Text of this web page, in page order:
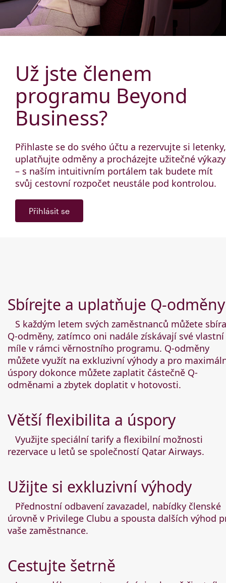
Už jste členem
programu Beyond
Business?
Přihlaste se do svého účtu a rezervujte si letenky,
uplatňujte odměny a procházejte užitečné výkazy
– s naším intuitivním portálem tak budete mít
svůj cestovní rozpočet neustále pod kontrolou.
Přihlásit se
Sbírejte a uplatňuje Q-odměny
S každým letem svých zaměstnanců můžete
Q-odměny, zatímco oni nadále získávají své vlastní
míle v rámci věrnostního programu. Q-odměny
můžete využít na exkluzivní výhody a pro
úspory dokonce můžete zaplatit částečně Q-
odměnami a zbytek doplatit v hotovosti.
Větší flexibilita a úspory
Využijte speciální tarify a flexibilní možnosti
rezervace u letů se společností Qatar Airways.
Užijte si exkluzivní výhody
Přednostní odbavení zavazadel, nabídky členské
úrovně v Privilege Clubu a spousta dalších výhod
vaše zaměstnance.
Cestujte šetrně